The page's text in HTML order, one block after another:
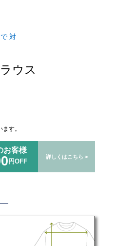
対
ウス
す。
お客様
円OFF
詳しくはこちら >